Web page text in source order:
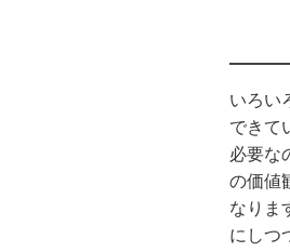
いろい
できて
必要な
の価値
なりま
にしつ